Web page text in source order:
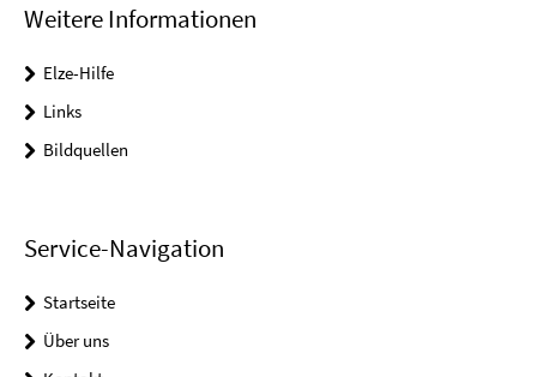
Weitere Informationen
Elze-Hilfe
Links
Bildquellen
Service-Navigation
Startseite
Über uns